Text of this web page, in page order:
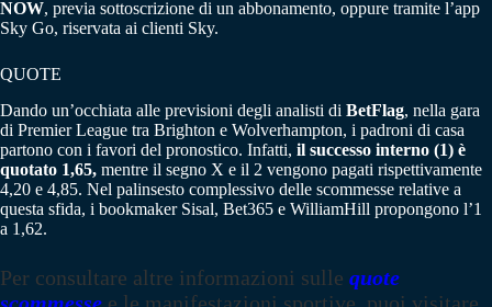
NOW, previa sottoscrizione di un abbonamento, oppure tramite l’app
Sky Go, riservata ai clienti Sky.
QUOTE
Dando un’occhiata alle previsioni degli analisti di BetFlag, nella gara
di Premier League tra Brighton e Wolverhampton, i padroni di casa
partono con i favori del pronostico. Infatti, il successo interno (1) è
quotato 1,65, mentre il segno X e il 2 vengono pagati rispettivamente
4,20 e 4,85. Nel palinsesto complessivo delle scommesse relative a
questa sfida, i bookmaker Sisal, Bet365 e WilliamHill propongono l’1
a 1,62.
Per consultare altre informazioni sulle quote